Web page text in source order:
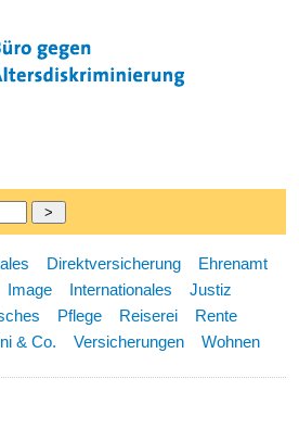
Direktversicherung
Ehrenamt
Image Internationales
Justiz
Pflege Reiserei
Rente
& Co. Versicherungen Wohnen